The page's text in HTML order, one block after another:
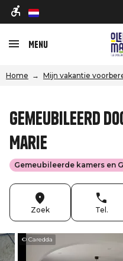
nl
Menu
Home Mijn vakantie
Gemeubileerd
Marie
Gemeubileerde kamers en
Zoek Tel.
© Caredda